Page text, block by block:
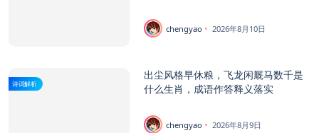
chengyao 2026年8月10日
诗词解析
出尘风格早休粮，飞龙闲厩马数千是
什么生肖，成语作答释义落实
chengyao 2026年8月9日